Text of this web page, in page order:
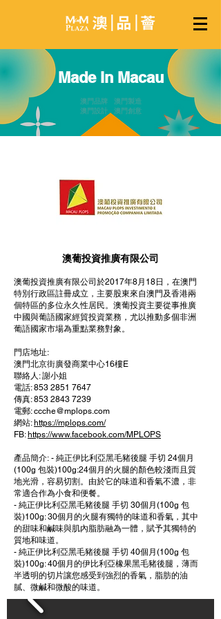
Made in Macau
澳門品牌 澳門製造
澳門設計 澳門創意
澳葡投資推廣有限公司
澳葡投資推廣有限公司於2017年8月18日，在澳門
特別行政區註冊成立，主要股東來自澳門及香港兩
個特區的多位永久性居民。澳葡投資主要從事推廣
中國與葡語國家經貿投資業務，尤以推動多個非洲
葡語國家市場為重點業務對象。
門店地址:
澳門北京街廣發商業中心16樓E
聯絡人: 謝小姐
電話:853 2851 7647
傳真:853 2843 7239
電郵:ccche@mplops.com
網站: https://mplops.com/
FB: https://www.facebook.com/MPLOPS
產品簡介: - 純正伊比利亞黑毛豬後腿 手切 24個月
(100g 包裝)100g:24個月的火腿的顏色較淺而且質
地光滑，容易切割。由於它的味道和香氣不濃，非
常適合作為小食和便餐。
- 純正伊比利亞黑毛豬後腿 手切 30個月(100g 包
裝)100g: 30個月的火腿有獨特的味道和香氣，其中
的甜味和鹹味與肌內脂肪融為一體，賦予其獨特的
質地和味道。
- 純正伊比利亞黑毛豬後腿 手切 40個月(100g 包
裝)100g: 40個月的伊比利亞橡果黑毛豬後腿，薄而
半透明的切片讓您感受到強烈的香氣，脂肪的油
膩、微鹹和微酸的味道。